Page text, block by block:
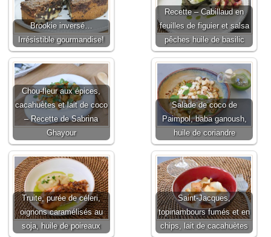
Brookie inversé…
Irrésistible gourmandise!
Recette – Cabillaud en
feuilles de figuier et salsa
pêches huile de basilic
Chou-fleur aux épices,
cacahuètes et lait de coco
– Recette de Sabrina
Ghayour
Salade de coco de
Paimpol, baba ganoush,
huile de coriandre
Truite, purée de céleri,
oignons caramélisés au
soja, huile de poireaux
Saint-Jacques,
topinambours fumés et en
chips, lait de cacahuètes